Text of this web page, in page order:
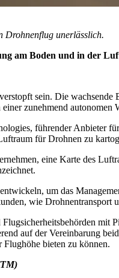
Drohnenflug unerlässlich.
am Boden und in der
sein. Die
zunehmend
führender Anbieter
für Drohnen zu
eine Karte des
um das
wie Drohnentransport
mit
auf der Vereinbarung
bieten zu können.